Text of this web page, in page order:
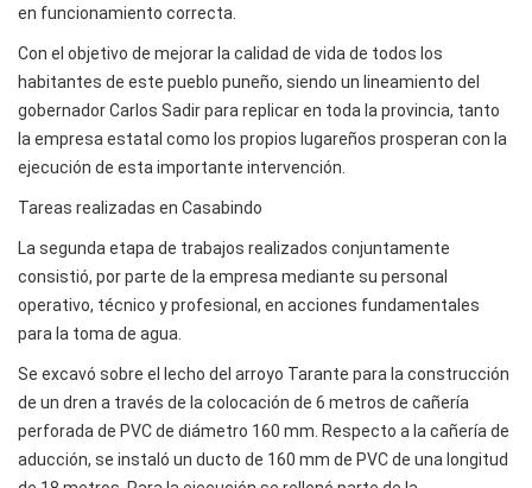
en funcionamiento correcta.
Con el objetivo de mejorar la calidad de vida de todos los
habitantes de este pueblo puneño, siendo un lineamiento del
gobernador Carlos Sadir para replicar en toda la provincia, tanto
la empresa estatal como los propios lugareños prosperan con la
ejecución de esta importante intervención.
Tareas realizadas en Casabindo
La segunda etapa de trabajos realizados conjuntamente
consistió, por parte de la empresa mediante su personal
operativo, técnico y profesional, en acciones fundamentales
para la toma de agua.
Se excavó sobre el lecho del arroyo Tarante para la construcción
de un dren a través de la colocación de 6 metros de cañería
perforada de PVC de diámetro 160 mm. Respecto a la cañería de
aducción, se instaló un ducto de 160 mm de PVC de una longitud